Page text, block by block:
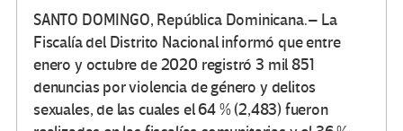
SANTO DOMINGO, República Dominicana.– La
Fiscalía del Distrito Nacional informó que entre
enero y octubre de 2020 registró 3 mil 851
denuncias por violencia de género y delitos
sexuales, de las cuales el 64 % (2,483) fueron